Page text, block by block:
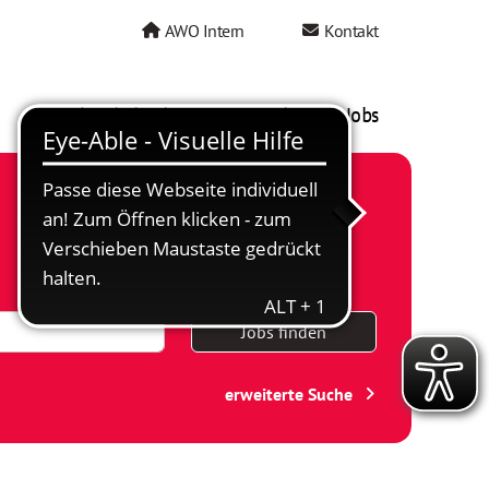
AWO Intern Kontakt
AWO als Arbeitgeber Mein AWO Jobs
Jobs finden
erweiterte Suche